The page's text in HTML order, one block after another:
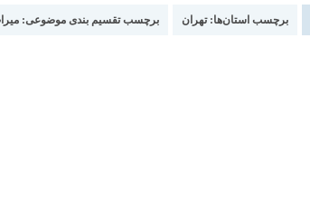
برچسب استان‌ها:تهران برچسب تقسیم بندی موضوعی: